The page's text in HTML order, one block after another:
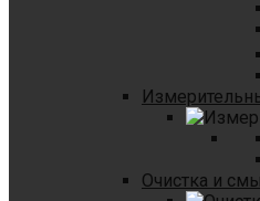
Очистка и